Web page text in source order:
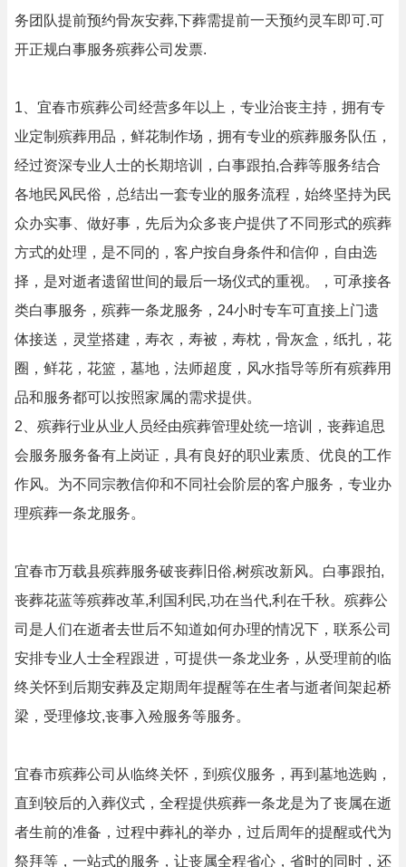
务团队提前预约骨灰安葬,下葬需提前一天预约灵车即可.可
开正规白事服务殡葬公司发票.
1、宜春市殡葬公司经营多年以上，专业治丧主持，拥有专
业定制殡葬用品，鲜花制作场，拥有专业的殡葬服务队伍，
经过资深专业人士的长期培训，白事跟拍,合葬等服务结合
各地民风民俗，总结出一套专业的服务流程，始终坚持为民
众办实事、做好事，先后为众多丧户提供了不同形式的殡葬
方式的处理，是不同的，客户按自身条件和信仰，自由选
择，是对逝者遗留世间的最后一场仪式的重视。，可承接各
类白事服务，殡葬一条龙服务，24小时专车可直接上门遗
体接送，灵堂搭建，寿衣，寿被，寿枕，骨灰盒，纸扎，花
圈，鲜花，花篮，墓地，法师超度，风水指导等所有殡葬用
品和服务都可以按照家属的需求提供。
2、殡葬行业从业人员经由殡葬管理处统一培训，丧葬追思
会服务服务备有上岗证，具有良好的职业素质、优良的工作
作风。为不同宗教信仰和不同社会阶层的客户服务，专业办
理殡葬一条龙服务。
宜春市万载县殡葬服务破丧葬旧俗,树殡改新风。白事跟拍,
丧葬花蓝等殡葬改革,利国利民,功在当代,利在千秋。殡葬公
司是人们在逝者去世后不知道如何办理的情况下，联系公司
安排专业人士全程跟进，可提供一条龙业务，从受理前的临
终关怀到后期安葬及定期周年提醒等在生者与逝者间架起桥
梁，受理修坟,丧事入殓服务等服务。
宜春市殡葬公司从临终关怀，到殡仪服务，再到墓地选购，
直到较后的入葬仪式，全程提供殡葬一条龙是为了丧属在逝
者生前的准备，过程中葬礼的举办，过后周年的提醒或代为
祭拜等，一站式的服务，让丧属全程省心，省时的同时，还